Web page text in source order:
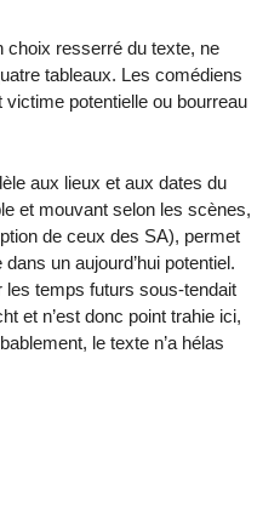
choix resserré du texte, ne
tableaux. Les comédiens
potentielle ou bourreau
aux lieux et aux dates du
et mouvant selon les scènes,
de ceux des SA), permet
un aujourd’hui potentiel.
les temps futurs sous-tendait
et n’est donc point trahie ici,
le texte n’a hélas